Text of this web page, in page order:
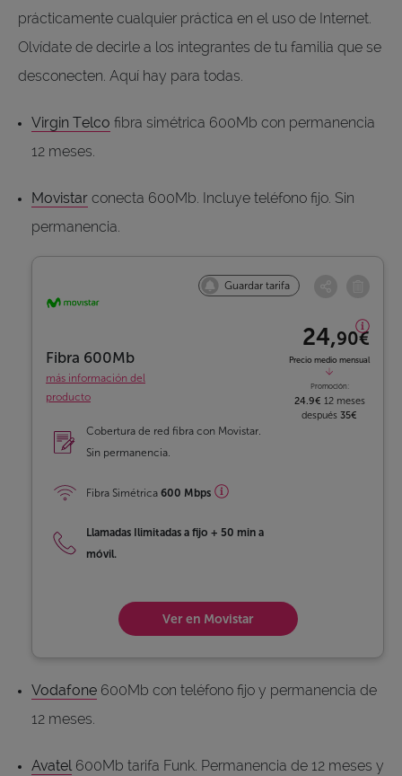
prácticamente cualquier práctica en el uso de Internet.
Olvídate de decirle a los integrantes de tu familia que se
desconecten. Aquí hay para todas.
Virgin Telco fibra simétrica 600Mb con permanencia
12 meses.
Movistar conecta 600Mb. Incluye teléfono fijo. Sin
permanencia.
Guardar tarifa
Fibra 600Mb
más información del
producto
24,90€
Precio medio mensual
Promoción:
24.9€ 12 meses
después 35€
Ver en Movistar
Cobertura de red fibra con Movistar.
Sin permanencia.
Fibra Simétrica 600 Mbps
Llamadas Ilimitadas a fijo + 50 min a
móvil.
Vodafone 600Mb con teléfono fijo y permanencia de
12 meses.
Avatel600Mb tarifa Funk. Permanencia de 12 meses y